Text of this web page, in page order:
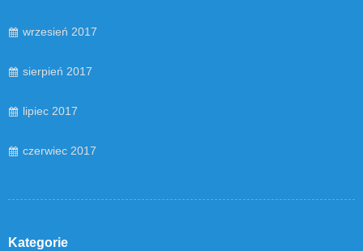
wrzesień 2017
sierpień 2017
lipiec 2017
czerwiec 2017
Kategorie